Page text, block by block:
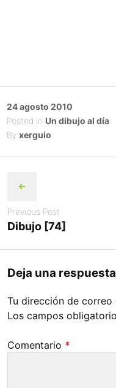
Posted
on
24 agosto 2010
Posted in Un dibujo al día
By xerguio
navigation
Previous Post
Dibujo [74]
Deja una respuesta
Tu dirección de
Los campos
Comentario *